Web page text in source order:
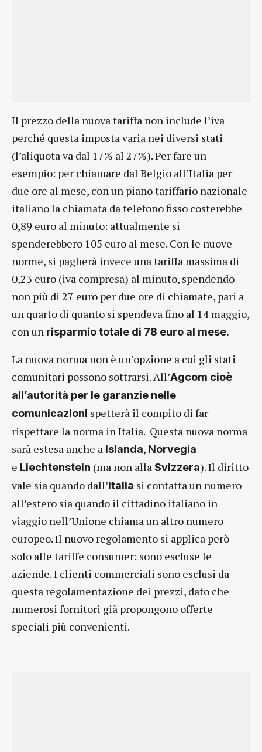
Il prezzo della nuova tariffa non include l’iva
perché questa imposta varia nei diversi stati
(l’aliquota va dal 17% al 27%). Per fare un
esempio: per chiamare dal Belgio all’Italia per
due ore al mese, con un piano tariffario nazionale
italiano la chiamata da telefono fisso costerebbe
0,89 euro al minuto: attualmente si
spenderebbero 105 euro al mese. Con le nuove
norme, si pagherà invece una tariffa massima di
0,23 euro (iva compresa) al minuto, spendendo
non più di 27 euro per due ore di chiamate, pari a
un quarto di quanto si spendeva fino al 14 maggio,
con un risparmio totale di 78 euro al mese.
La nuova norma non è un’opzione a cui gli stati
comunitari possono sottrarsi. All’Agcom cioè
all’autorità per le garanzie nelle
comunicazioni spetterà il compito di far
rispettare la norma in Italia. Questa nuova norma
sarà estesa anche a Islanda, Norvegia
e Liechtenstein (ma non allaSvizzera). Il diritto
vale sia quando dall’Italia si contatta un numero
all’estero sia quando il cittadino italiano in
viaggio nell’Unione chiama un altro numero
europeo. Il nuovo regolamento si applica però
solo alle tariffe consumer: sono escluse le
aziende. I clienti commerciali sono esclusi da
questa regolamentazione dei prezzi, dato che
numerosi fornitori già propongono offerte
speciali più convenienti.